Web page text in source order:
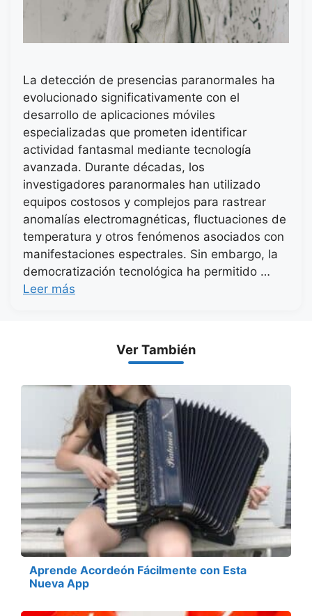
La detección de presencias paranormales ha
evolucionado significativamente con el
desarrollo de aplicaciones móviles
especializadas que prometen identificar
actividad fantasmal mediante tecnología
avanzada. Durante décadas, los
investigadores paranormales han utilizado
equipos costosos y complejos para rastrear
anomalías electromagnéticas, fluctuaciones de
temperatura y otros fenómenos asociados con
manifestaciones espectrales. Sin embargo, la
democratización tecnológica ha permitido …
Leer más
Ver También
Aprende Acordeón Fácilmente con Esta
Nueva App